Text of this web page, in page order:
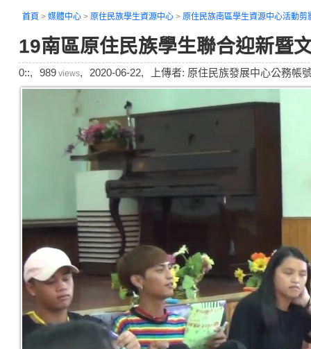
首頁 > 媒體中心 > 原住民族學生資源中心 > 原住民族南區學生資源中心活動剪
19南區原住民族學生聯合迎新暨
0::, 989 views, 2020-06-22, 上傳者: 原住民族發展中心公務帳